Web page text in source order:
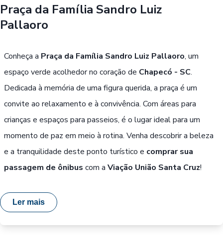
Praça da Família Sandro Luiz
Pallaoro
Conheça a Praça da Família Sandro Luiz Pallaoro, um
espaço verde acolhedor no coração de Chapecó - SC.
Dedicada à memória de uma figura querida, a praça é um
convite ao relaxamento e à convivência. Com áreas para
crianças e espaços para passeios, é o lugar ideal para um
momento de paz em meio à rotina. Venha descobrir a beleza
e a tranquilidade deste ponto turístico e comprar sua
passagem de ônibus com a Viação União Santa Cruz!
Ler mais